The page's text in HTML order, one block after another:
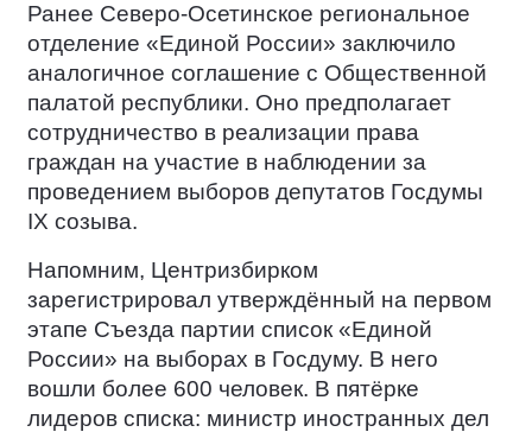
Ранее Северо-Осетинское региональное
отделение «Единой России» заключило
аналогичное соглашение с Общественной
палатой республики. Оно предполагает
сотрудничество в реализации права
граждан на участие в наблюдении за
проведением выборов депутатов Госдумы
IX созыва.
Напомним, Центризбирком
зарегистрировал утверждённый на первом
этапе Съезда партии список «Единой
России» на выборах в Госдуму. В него
вошли более 600 человек. В пятёрке
лидеров списка: министр иностранных дел